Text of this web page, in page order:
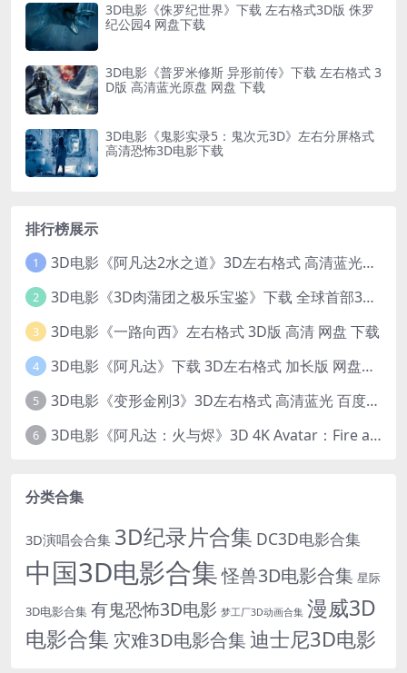
3D电影《侏罗纪世界》下载 左右格式3D版 侏罗
纪公园4 网盘下载
3D电影《普罗米修斯 异形前传》下载 左右格式 3
D版 高清蓝光原盘 网盘 下载
3D电影《鬼影实录5：鬼次元3D》左右分屏格式
高清恐怖3D电影下载
排行榜展示
1 3D电影《阿凡达2水之道》3D左右格式 高清蓝光原盘 网盘下载 中文配音 4K3DVR电影
2 3D电影《3D肉蒲团之极乐宝鉴》下载 全球首部3D限制级电影 网盘下载
3 3D电影《一路向西》左右格式 3D版 高清 网盘 下载
4 3D电影《阿凡达》下载 3D左右格式 加长版 网盘下载
5 3D电影《变形金刚3》3D左右格式 高清蓝光 百度网盘+迅雷 下载 出屏国配字幕.国英双语
6 3D电影《阿凡达：火与烬》3D 4K Avatar：Fire and Ash 3D 左右格式 高清4K 电影 下载
分类合集
3D演唱会合集 3D纪录片合集 DC3D电影合集
中国3D电影合集怪兽3D电影合集 星际
3D电影合集 有鬼恐怖3D电影 梦工厂3D动画合集 漫威3D
电影合集 灾难3D电影合集迪士尼3D电影